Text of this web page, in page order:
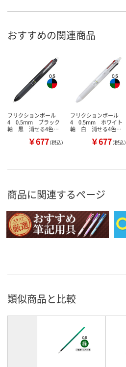
おすすめの関連商品
フリクションボール
4 0.5mm ブラック
軸 黒 消せる4色…
￥677（税込）
フリクションボール
4 0.5mm ホワイト
軸 白 消せる4色…
￥677（税込）
商品に関連するページ
類似商品と比較